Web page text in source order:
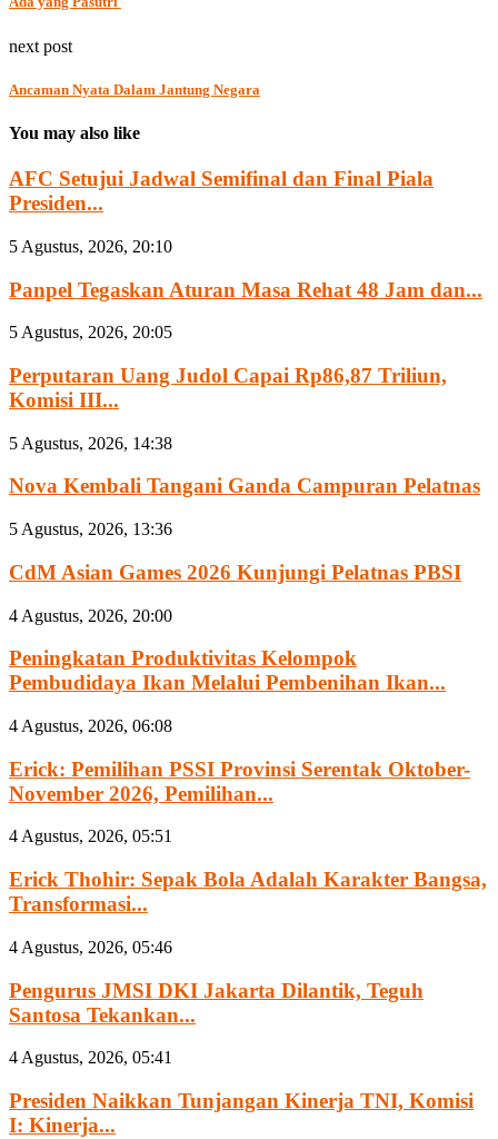
next post
Ancaman Nyata Dalam Jantung Negara
You may also like
AFC Setujui Jadwal Semifinal dan Final Piala
Presiden...
5 Agustus, 2026, 20:10
Panpel Tegaskan Aturan Masa Rehat 48 Jam dan...
5 Agustus, 2026, 20:05
Perputaran Uang Judol Capai Rp86,87 Triliun,
Komisi III...
5 Agustus, 2026, 14:38
Nova Kembali Tangani Ganda Campuran Pelatnas
5 Agustus, 2026, 13:36
CdM Asian Games 2026 Kunjungi Pelatnas PBSI
4 Agustus, 2026, 20:00
Peningkatan Produktivitas Kelompok
Pembudidaya Ikan Melalui Pembenihan Ikan...
4 Agustus, 2026, 06:08
Erick: Pemilihan PSSI Provinsi Serentak Oktober-
November 2026, Pemilihan...
4 Agustus, 2026, 05:51
Erick Thohir: Sepak Bola Adalah Karakter Bangsa,
Transformasi...
4 Agustus, 2026, 05:46
Pengurus JMSI DKI Jakarta Dilantik, Teguh
Santosa Tekankan...
4 Agustus, 2026, 05:41
Presiden Naikkan Tunjangan Kinerja TNI, Komisi
I: Kinerja...